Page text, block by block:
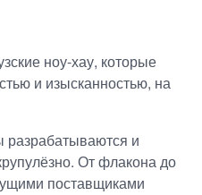
ноу-хау, которые
и изысканностью, на
разрабатываются и
От флакона до
поставщиками